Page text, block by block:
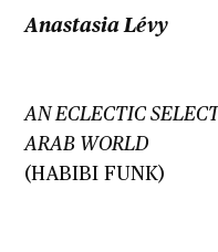
Anastasia Lévy
AN ECLECTIC
ARAB WORLD
(HABIBI FUNK)